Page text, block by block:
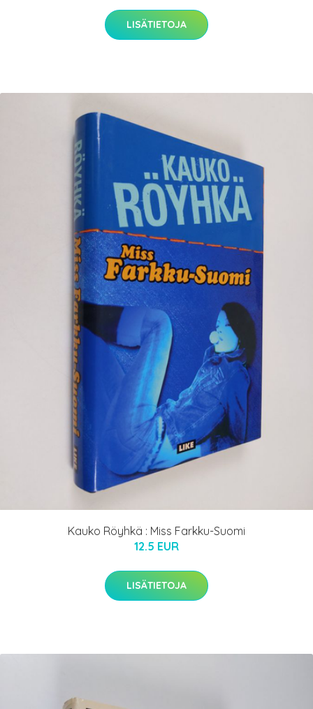
LISÄTIETOJA
Kauko Röyhkä : Miss Farkku-Suomi
12.5 EUR
LISÄTIETOJA